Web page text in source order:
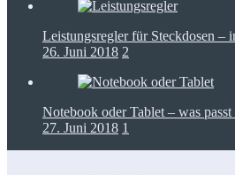
Leistungsregler für Steckdosen –
26. Juni 2018 2
Notebook oder Tablet – was passt
27. Juni 2018 1